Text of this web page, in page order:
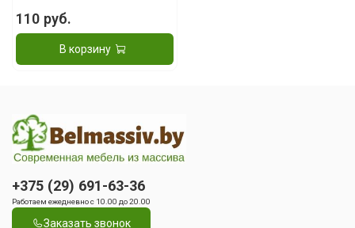
110 руб.
В корзину
+375 (29) 691-63-36
Работаем ежедневно с 10.00 до 20.00
Заказать звонок